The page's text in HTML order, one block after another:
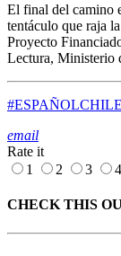
El final del camino
tentáculo que raja
Proyecto
Lectura, Ministerio
#ESPAÑOLCHILE
email
Rate it
1
2 3 4
CHECK THIS